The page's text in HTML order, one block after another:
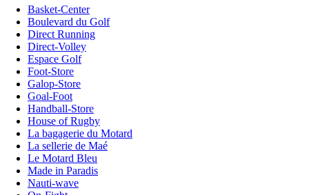
Basket-Center
Boulevard du Golf
Direct Running
Direct-Volley
Espace Golf
Foot-Store
Galop-Store
Goal-Foot
Handball-Store
House of Rugby
La bagagerie du Motard
La sellerie de Maé
Le Motard Bleu
Made in Paradis
Nauti-wave